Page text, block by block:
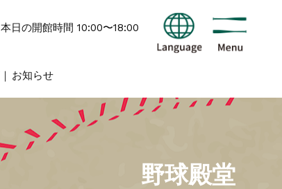
本日の開館時間 10:00〜18:00
お知らせ
野球殿堂